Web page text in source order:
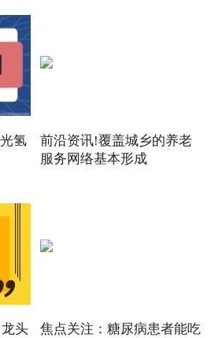
氢
前沿资讯!覆盖城乡的养老
服务网络基本形成
头
焦点关注：糖尿病患者能吃